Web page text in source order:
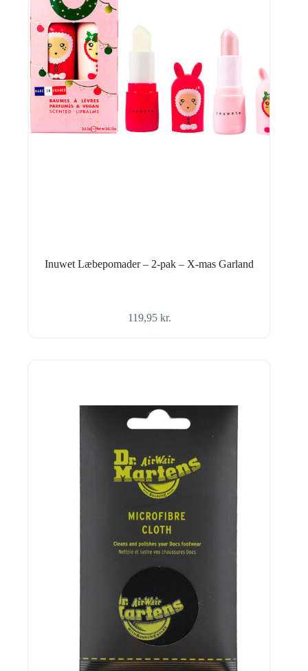
Inuwet Læbepomader – 2-pak – X-mas Garland
119,95 kr.